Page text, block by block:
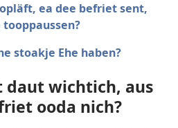
ea dee befriet sent,
stoakje Ehe haben?
daut wichtich, aus
ooda nich?